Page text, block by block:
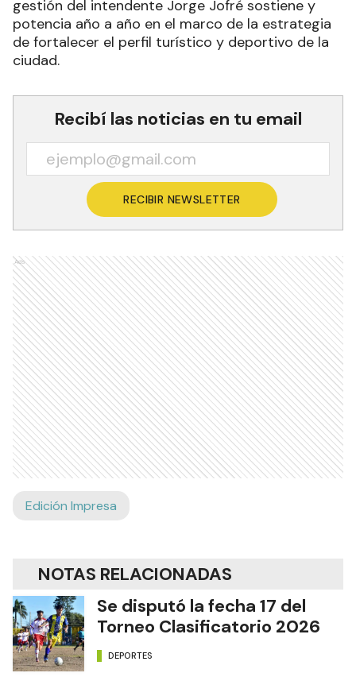
gestión del intendente Jorge Jofré sostiene y
potencia año a año en el marco de la estrategia
de fortalecer el perfil turístico y deportivo de la
ciudad.
Recibí las noticias en tu email
RECIBIR NEWSLETTER
Ads
Edición Impresa
NOTAS RELACIONADAS
Se disputó la fecha 17 del
Torneo Clasificatorio 2026
DEPORTES